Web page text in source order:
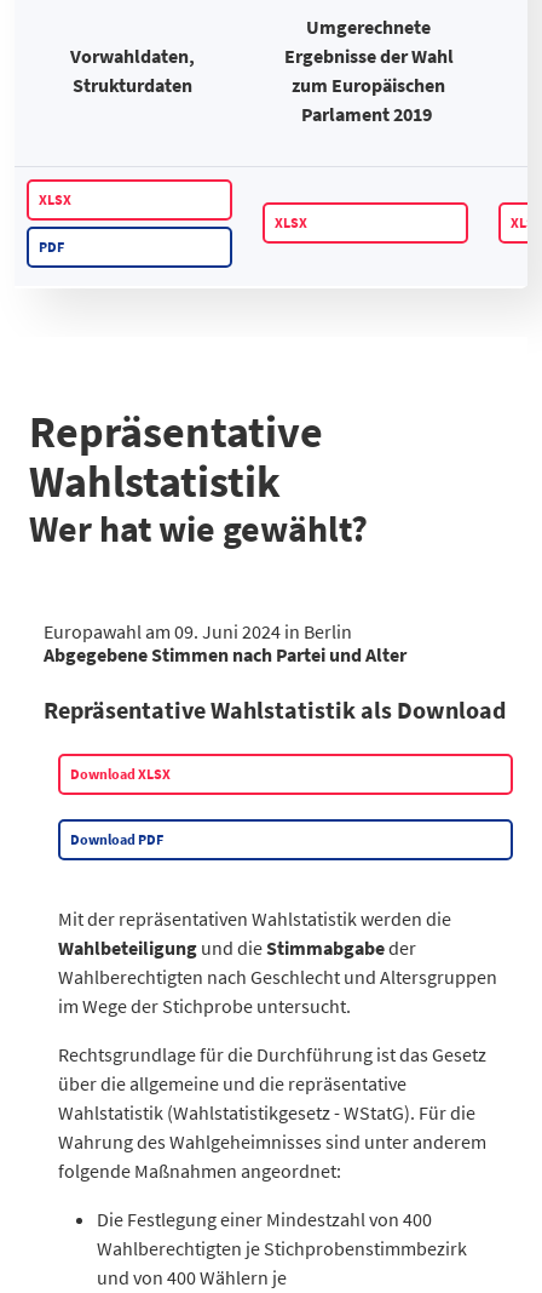
Vorwahldaten,
Strukturdaten
Umgerechnete
Ergebnisse der Wahl
zum Europäischen
Parlament 2019
XLSX
PDF
XLSX XLSX
Repräsentative
Wahlstatistik
Wer hat wie gewählt?
Europawahl am 09. Juni 2024 in Berlin
Abgegebene Stimmen nach Partei und Alter
Datentabelle: nach Alter und Parteien – Für einzelne
Insgesamt 20,4 16,6
23,7
GRÜNE
9,6 13,8
27,9
CDU
36,2
SPD
36,6 19,7
20,8
DIE LINKE 14,6
FDP
22,1 16,1
25
BSW
28,3 23
Sonstige
5,8 9,6 20,8
Repräsentative Wahlstatistik als Download
Download XLSX
Download PDF
Mit der repräsentativen Wahlstatistik werden die
Wahlbeteiligung und dieStimmabgabeder
Wahlberechtigten nach Geschlecht und Altersgruppen
im Wege der Stichprobe untersucht.
Rechtsgrundlage für die Durchführung ist das Gesetz
über die allgemeine und die repräsentative
Wahlstatistik (Wahlstatistikgesetz - WStatG). Für die
Wahrung des Wahlgeheimnisses sind unter anderem
folgende Maßnahmen angeordnet:
Die Festlegung einer Mindestzahl von 400
Wahlberechtigten je Stichprobenstimmbezirk
und von 400 Wählern je